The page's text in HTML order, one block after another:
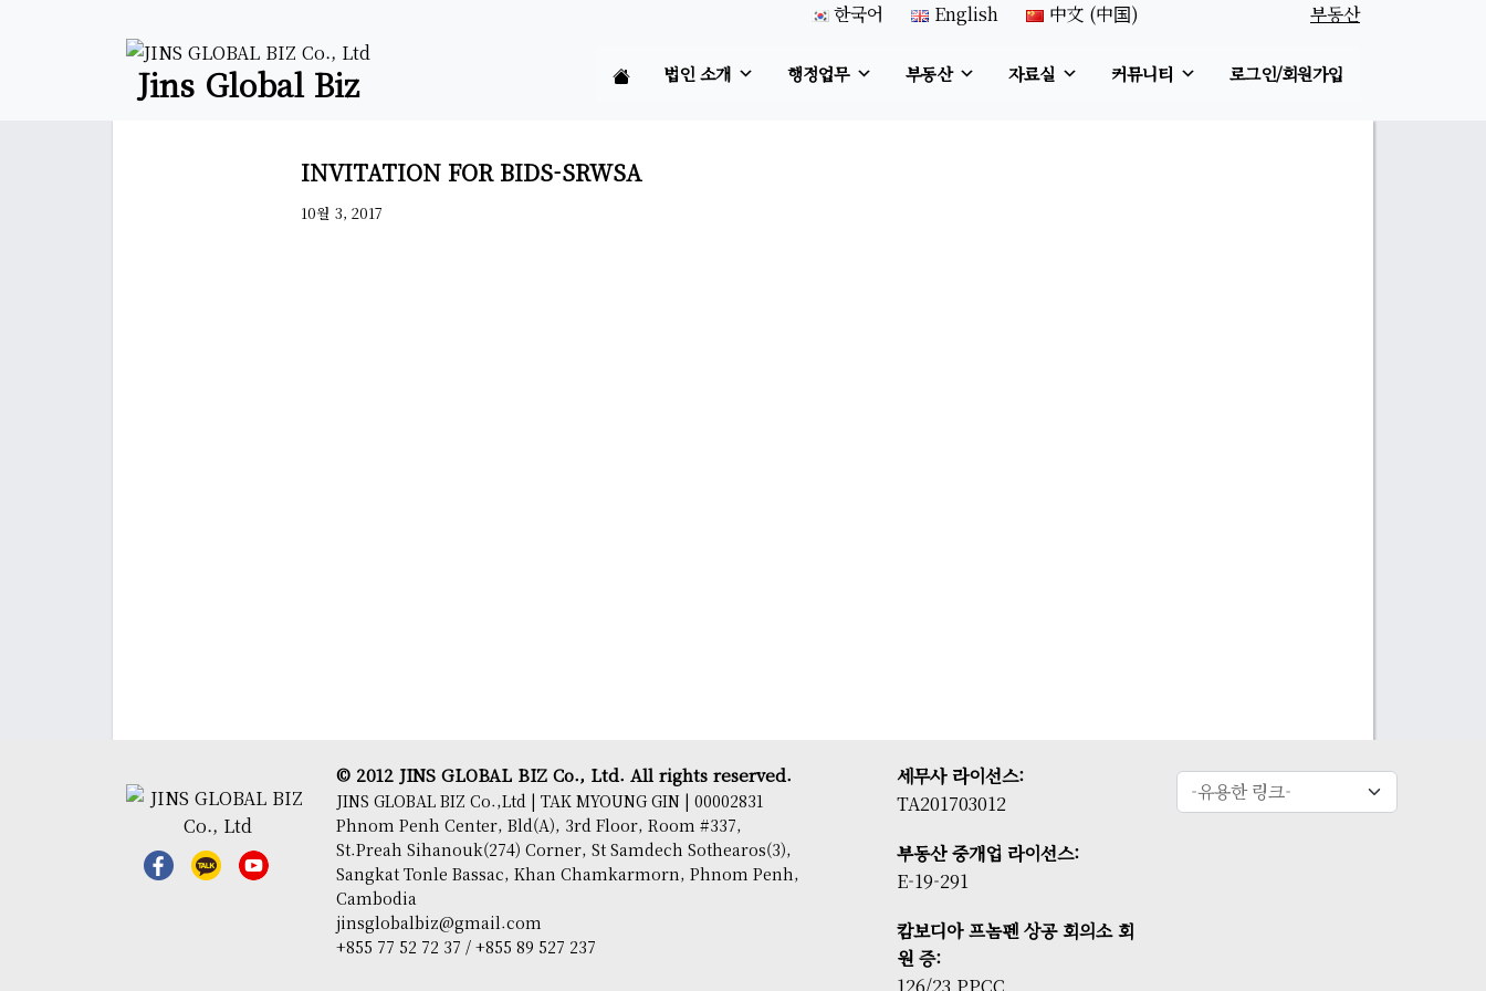
한국어 English 中文 (中国) 부동산
Jins Global Biz 법인 소개 행정업무 부동산 자료실 커뮤니티 로그인/회원가입
INVITATION FOR BIDS-SRWSA
10월 3, 2017
© 2012 JINS GLOBAL BIZ Co., Ltd. All rights reserved.
JINS GLOBAL BIZ Co.,Ltd | TAK MYOUNG GIN | 00002831
Phnom Penh Center, Bld(A), 3rd Floor, Room #337,
St.Preah Sihanouk(274) Corner, St Samdech Sothearos(3),
Sangkat Tonle Bassac, Khan Chamkarmorn, Phnom Penh,
Cambodia
jinsglobalbiz@gmail.com
+855 77 52 72 37 / +855 89 527 237
세무사 라이선스:
TA201703012
부동산 중개업 라이선스:
E-19-291
캄보디아 프놈펜 상공 회의소 회
원 증: